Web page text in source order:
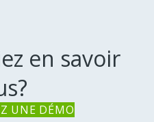
en savoir
UNE DÉMO